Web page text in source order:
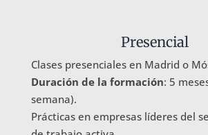
Presencial
Clases presenciales en Madrid o
Duración de la formación: 5
semana).
Prácticas en empresas líderes del